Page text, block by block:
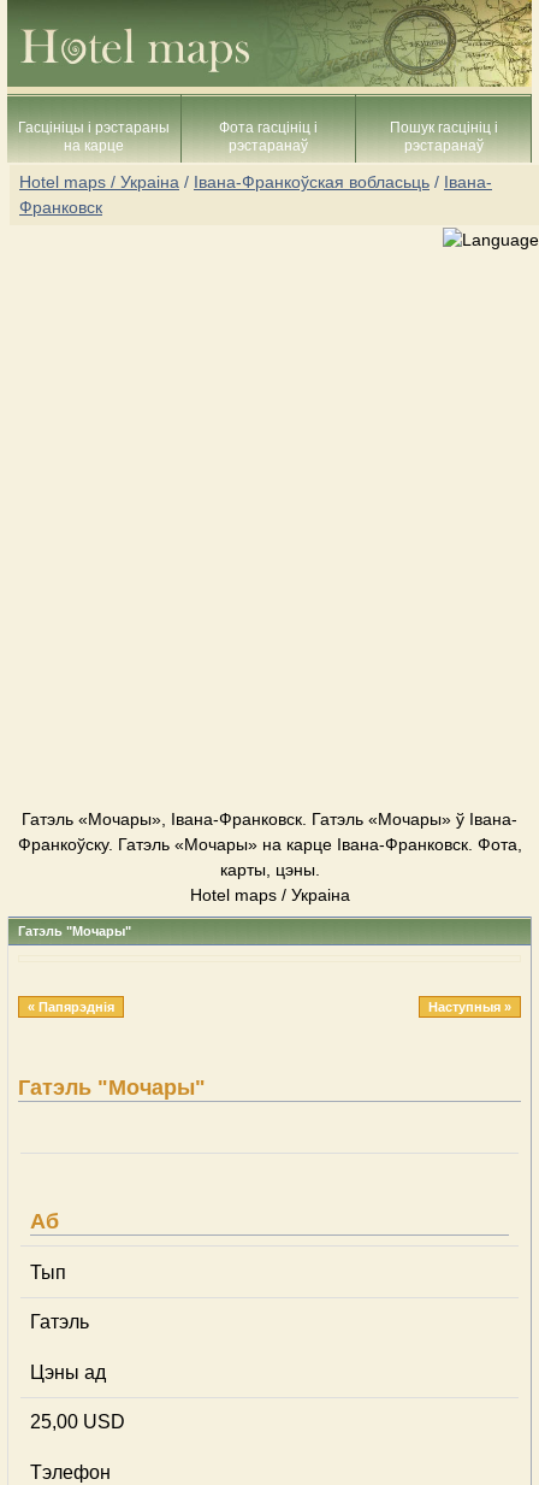
Гасцініцы і рэстараны
на карце
Фота гасцініц і
рэстаранаў
Пошук гасцініц і
рэстаранаў
Hotel maps / Украіна / Івана-Франкоўская вобласьць / Івана-
Франковск
Гатэль «Мочары», Івана-Франковск. Гатэль «Мочары» ў Івана-
Франкоўску. Гатэль «Мочары» на карце Івана-Франковск. Фота,
карты, цэны.
Hotel maps / Украіна
Гатэль "Мочары"
« Папярэднія Наступныя »
Гатэль "Мочары"
Аб
Тып
Гатэль
Цэны ад
25,00 USD
Тэлефон